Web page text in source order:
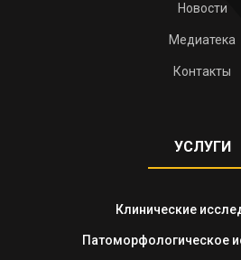
Новости
Медиатека
Контакты
УСЛУГИ
Клинические
Патоморфологическое